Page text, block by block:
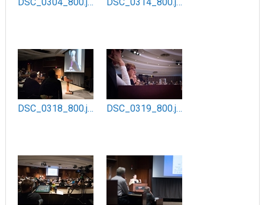
DSC_0304_800.jpg DSC_0314_800.jpg
DSC_0318_800.jpg DSC_0319_800.jpg